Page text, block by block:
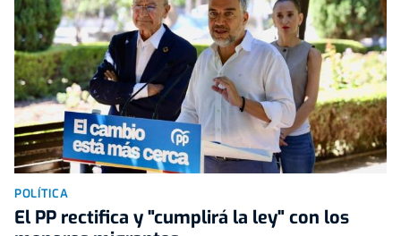
POLÍTICA
El PP rectifica y "cumplirá la ley" con los